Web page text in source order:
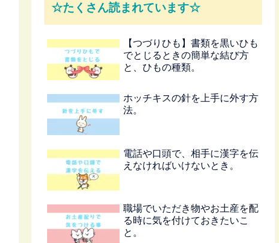
☆たくさん読まれています☆
【つづりひも】書類を黒いひも
でとじるときの簡単な結び方
と、ひもの種類。
ホッチキスの針を上手に外す方
法。
電話や口頭で、相手に漢字を伝
えなければいけないとき。
職場でいただき物やお土産を配
る時に気を付けておきたいこ
と。